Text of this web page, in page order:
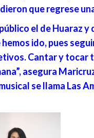
que regrese
el de Huaraz
ido, pues
Cantar y tocar
asegura
se llama Las